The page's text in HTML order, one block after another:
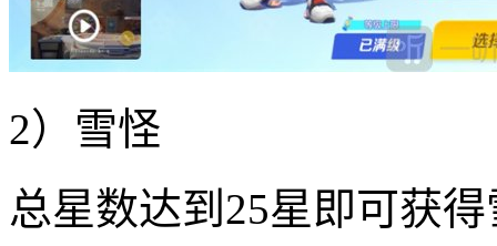
2）雪怪
总星数达到25星即可获